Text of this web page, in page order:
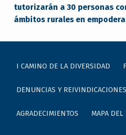
tutorizarán a 30 personas
ámbitos rurales en
I CAMINO DE LA DIVERSIDAD
DENUNCIAS Y REIVINDICACIONES
AGRADECIMIENTOS MAPA